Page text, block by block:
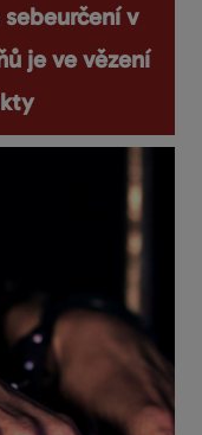
v
je ve vězení